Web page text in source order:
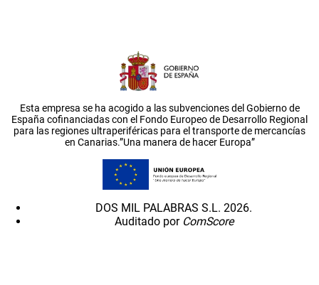
Esta empresa se ha acogido a las subvenciones del Gobierno de
España cofinanciadas con el Fondo Europeo de Desarrollo Regional
para las regiones ultraperiféricas para el transporte de mercancías
en Canarias.”Una manera de hacer Europa”
DOS MIL PALABRAS S.L. 2026.
Auditado por ComScore